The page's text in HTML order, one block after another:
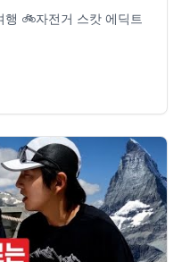
트
UE3CR03B · · ·